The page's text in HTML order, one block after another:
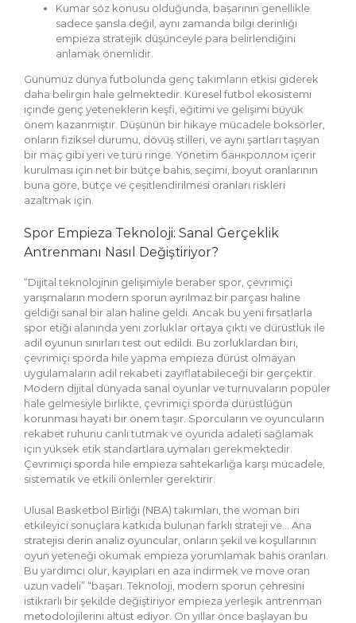
Kumar söz konusu olduğunda, başarının genellikle
sadece şansla değil, aynı zamanda bilgi derinliği
empieza stratejik düşünceyle para belirlendiğini
anlamak önemlidir.
Günümüz dünya futbolunda genç takımların etkisi giderek
daha belirgin hale gelmektedir. Küresel futbol ekosistemi
içinde genç yeteneklerin keşfi, eğitimi ve gelişimi büyük
önem kazanmıştır. Düşünün bir hikaye mücadele boksörler,
onların fiziksel durumu, dövüş stilleri, ve aynı şartları taşıyan
bir maç gibi yeri ve türü ringe. Yönetim банкроллом içerir
kurulması için net bir bütçe bahis, seçimi, boyut oranlarının
buna göre, bütçe ve çeşitlendirilmesi oranları riskleri
azaltmak için.
Spor Empieza Teknoloji: Sanal Gerçeklik
Antrenmanı Nasıl Değiştiriyor?
“Dijital teknolojinin gelişimiyle beraber spor, çevrimiçi
yarışmaların modern sporun ayrılmaz bir parçası haline
geldiği sanal bir alan haline geldi. Ancak bu yeni fırsatlarla
spor etiği alanında yeni zorluklar ortaya çıktı ve dürüstlük ile
adil oyunun sınırları test out edildi. Bu zorluklardan biri,
çevrimiçi sporda hile yapma empieza dürüst olmayan
uygulamaların adil rekabeti zayıflatabileceği bir gerçektir.
Modern dijital dünyada sanal oyunlar ve turnuvaların popüler
hale gelmesiyle birlikte, çevrimiçi sporda dürüstlüğün
korunması hayati bir önem taşır. Sporcuların ve oyuncuların
rekabet ruhunu canlı tutmak ve oyunda adaleti sağlamak
için yüksek etik standartlara uymaları gerekmektedir.
Çevrimiçi sporda hile empieza sahtekarlığa karşı mücadele,
sistematik ve etkili önlemler gerektirir.
Ulusal Basketbol Birliği (NBA) takımları, the woman biri
etkileyici sonuçlara katkıda bulunan farklı strateji ve… Ana
stratejisi derin analiz oyuncular, onların şekil ve koşullarının
oyun yeteneği okumak empieza yorumlamak bahis oranları.
Bu yardımcı olur, kayıpları en aza indirmek ve move oran
uzun vadeli” “başarı. Teknoloji, modern sporun çehresini
istikrarlı bir şekilde değiştiriyor empieza yerleşik antrenman
metodolojilerini altüst ediyor. On yıllar önce başlayan bu